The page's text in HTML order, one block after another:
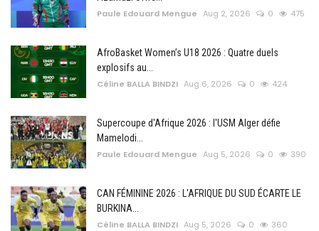
Paule Edouard Mengue Aug 2, 2026 0 475
AfroBasket Women’s U18 2026 : Quatre duels
explosifs au...
Céline BALLA BINDZI Aug 6, 2026 0 424
Supercoupe d'Afrique 2026 : l'USM Alger défie
Mamelodi...
Paule Edouard Mengue Aug 5, 2026 0 390
CAN FÉMININE 2026 : L'AFRIQUE DU SUD ÉCARTE LE
BURKINA...
Céline BALLA BINDZI Aug 5, 2026 0 360